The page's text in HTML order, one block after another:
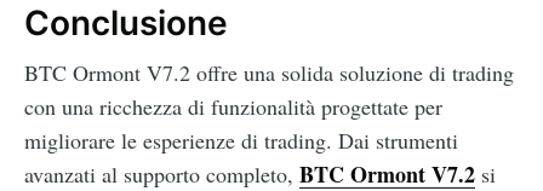
Conclusione
BTC Ormont V7.2 offre una solida soluzione di trading
con una ricchezza di funzionalità progettate per
migliorare le esperienze di trading. Dai strumenti
avanzati al supporto completo, BTC Ormont V7.2 si